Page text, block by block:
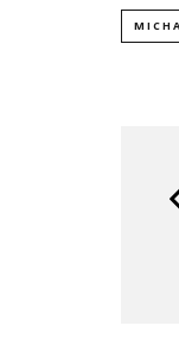
MONET IN